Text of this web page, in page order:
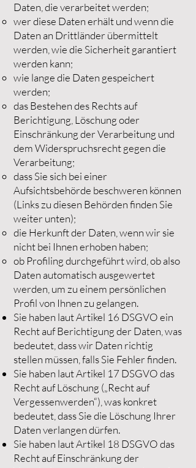
Daten, die verarbeitet werden;
wer diese Daten erhält und wenn die
Daten an Drittländer übermittelt
werden, wie die Sicherheit garantiert
werden kann;
wie lange die Daten gespeichert
werden;
das Bestehen des Rechts auf
Berichtigung, Löschung oder
Einschränkung der Verarbeitung und
dem Widerspruchsrecht gegen die
Verarbeitung;
dass Sie sich bei einer
Aufsichtsbehörde beschweren können
(Links zu diesen Behörden finden Sie
weiter unten);
die Herkunft der Daten, wenn wir sie
nicht bei Ihnen erhoben haben;
ob Profiling durchgeführt wird, ob also
Daten automatisch ausgewertet
werden, um zu einem persönlichen
Profil von Ihnen zu gelangen.
Sie haben laut Artikel 16 DSGVO ein
Recht auf Berichtigung der Daten, was
bedeutet, dass wir Daten richtig
stellen müssen, falls Sie Fehler finden.
Sie haben laut Artikel 17 DSGVO das
Recht auf Löschung („Recht auf
Vergessenwerden“), was konkret
bedeutet, dass Sie die Löschung Ihrer
Daten verlangen dürfen.
Sie haben laut Artikel 18 DSGVO das
Recht auf Einschränkung der